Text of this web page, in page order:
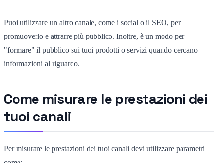
Puoi utilizzare un altro canale, come i social o il SEO, per
promuoverlo e attrarre più pubblico. Inoltre, è un modo per
"formare" il pubblico sui tuoi prodotti o servizi quando cercano
informazioni al riguardo.
Come misurare le prestazioni dei
tuoi canali
Per misurare le prestazioni dei tuoi canali devi utilizzare parametri